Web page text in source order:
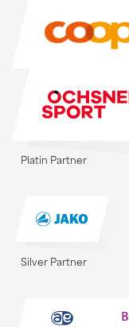
Platin Partner
Silver Partner